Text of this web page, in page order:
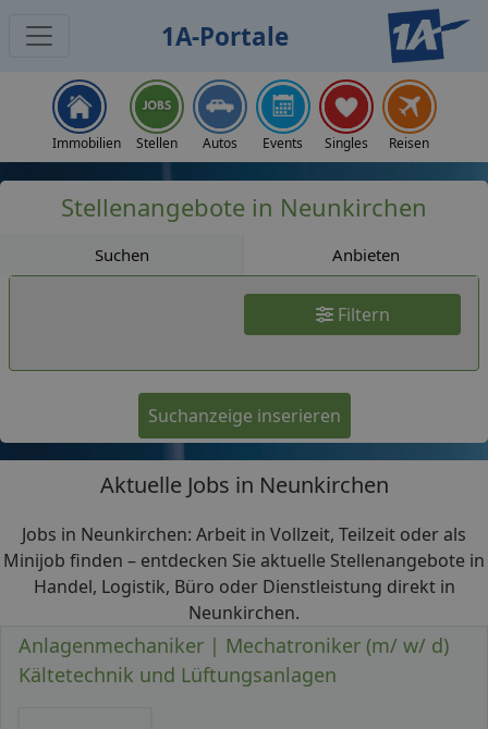
1A-Portale
Immobilien Stellen Autos Events Singles Reisen
Stellenangebote in Neunkirchen
Suchen Anbieten
Filtern
Suchanzeige inserieren
Aktuelle Jobs in Neunkirchen
Jobs in Neunkirchen: Arbeit in Vollzeit, Teilzeit oder als
Minijob finden – entdecken Sie aktuelle Stellenangebote in
Handel, Logistik, Büro oder Dienstleistung direkt in
Neunkirchen.
Anlagenmechaniker | Mechatroniker (m/ w/ d)
Kältetechnik und Lüftungsanlagen